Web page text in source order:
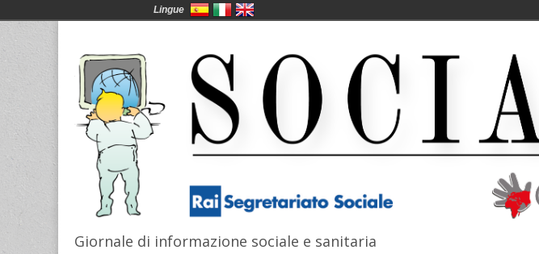
Giornale di informazione sociale e sanitaria
Lingue